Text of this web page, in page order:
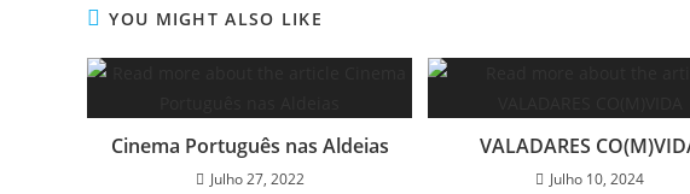
YOU MIGHT ALSO LIKE
Cinema Português nas Aldeias
Julho 27, 2022
VALADARES
Julho 10, 2024